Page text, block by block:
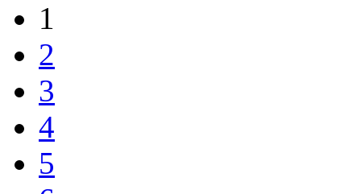
1
2
3
4
5